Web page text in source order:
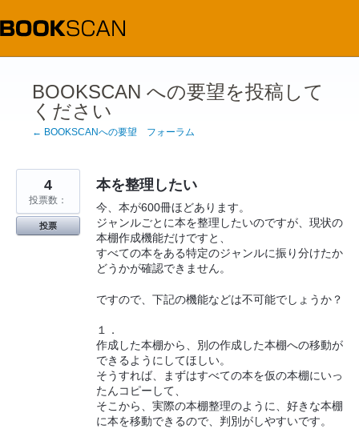
コ
ン
テ
BOOKSCAN への要望を投稿して
ください
← BOOKSCANへの要望 フォーラム
本を整理したい
今、本が600冊ほどあります。
ジャンルごとに本を整理したいのですが、現状の
本棚作成機能だけですと、
すべての本をある特定のジャンルに振り分けたか
どうかが確認できません。
ですので、下記の機能などは不可能でしょうか？
１．
作成した本棚から、別の作成した本棚への移動が
できるようにしてほしい。
そうすれば、まずはすべての本を仮の本棚にいっ
たんコピーして、
そこから、実際の本棚整理のように、好きな本棚
に本を移動できるので、判別がしやすいです。
4
投票数：
投票